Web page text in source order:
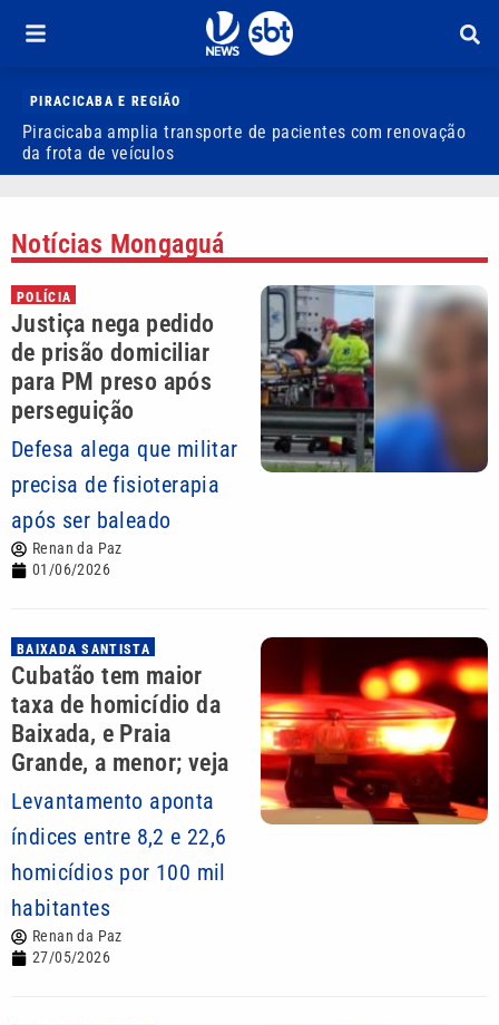
PIRACICABA E REGIÃO
Piracicaba amplia transporte de pacientes com renovação
da frota de veículos
Notícias Mongaguá
POLÍCIA
Justiça nega pedido
de prisão domiciliar
para PM preso após
perseguição
Defesa alega que militar
precisa de fisioterapia
após ser baleado
Renan da Paz
01/06/2026
BAIXADA SANTISTA
Cubatão tem maior
taxa de homicídio da
Baixada, e Praia
Grande, a menor; veja
Levantamento aponta
índices entre 8,2 e 22,6
homicídios por 100 mil
habitantes
Renan da Paz
27/05/2026